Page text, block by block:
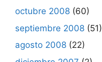
octubre 2008 (60)
septiembre 2008 (51)
agosto 2008 (22)